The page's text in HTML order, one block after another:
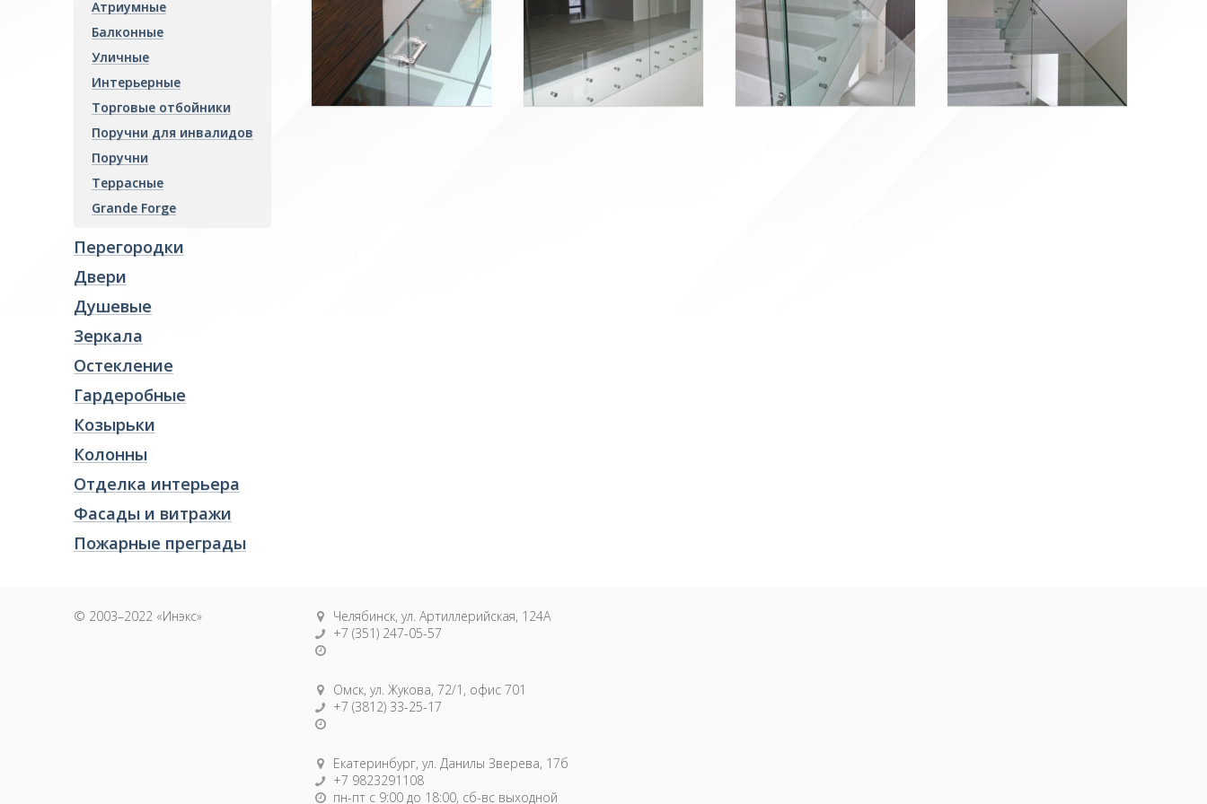
Отделка интерьера
Фасады и витражи
Колонны
Отделка интерьера
Фасады и витражи
Пожарные преграды
Атриумные
Балконные
Уличные
Интерьерные
Торговые отбойники
Поручни для инвалидов
Поручни
Террасные
Grande Forge
Перегородки
Двери
Душевые
Зеркала
Остекление
Гардеробные
Козырьки
Колонны
Отделка интерьера
Фасады и витражи
Пожарные преграды
© 2003–2022 «Инэкс»
Челябинск, ул. Артиллерийская, 124А
+7 (351) 247-05-57
Омск, ул. Жукова, 72/1, офис 701
+7 (3812) 33-25-17
Екатеринбург, ул. Данилы Зверева, 17б
+7 9823291108
пн-пт с 9:00 до 18:00, сб-вс выходной